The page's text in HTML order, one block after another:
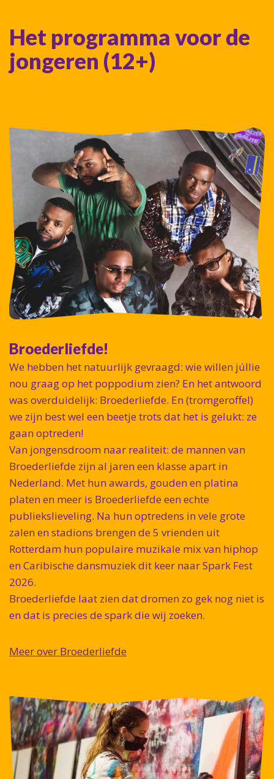
Het programma voor de
jongeren (12+)
Broederliefde!
We hebben het natuurlijk gevraagd: wie willen júllie
nou graag op het poppodium zien? En het antwoord
was overduidelijk: Broederliefde. En (tromgeroffel)
we zijn best wel een beetje trots dat het is gelukt: ze
gaan optreden!
Van jongensdroom naar realiteit: de mannen van
Broederliefde zijn al jaren een klasse apart in
Nederland. Met hun awards, gouden en platina
platen en meer is Broederliefde een echte
publiekslieveling. Na hun optredens in vele grote
zalen en stadions brengen de 5 vrienden uit
Rotterdam hun populaire muzikale mix van hiphop
en Caribische dansmuziek dit keer naar Spark Fest
2026.
Broederliefde laat zien dat dromen zo gek nog niet is
en dat is precies de spark die wij zoeken.
Meer over Broederliefde